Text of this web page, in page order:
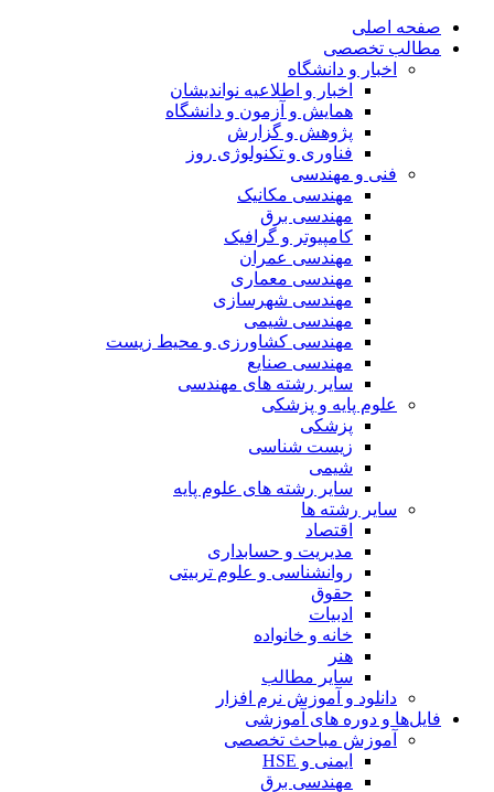
صفحه اصلی
مطالب تخصصی
اخبار و دانشگاه
اخبار و اطلاعیه نواندیشان
همایش و آزمون و دانشگاه
پژوهش و گزارش
فناوری و تکنولوژی روز
فنی و مهندسی
مهندسی مکانیک
مهندسی برق
کامپیوتر و گرافیک
مهندسی عمران
مهندسی معماری
مهندسی شهرسازی
مهندسی شیمی
مهندسی کشاورزی و محیط زیست
مهندسی صنایع
سایر رشته های مهندسی
علوم پایه و پزشکی
پزشکی
زیست شناسی
شیمی
سایر رشته های علوم پایه
سایر رشته ها
اقتصاد
مدیریت و حسابداری
روانشناسی و علوم تربیتی
حقوق
ادبیات
خانه و خانواده
هنر
سایر مطالب
دانلود و آموزش نرم افزار
فایل‌ها و دوره های آموزشی
آموزش مباحث تخصصی
ایمنی و HSE
مهندسی برق